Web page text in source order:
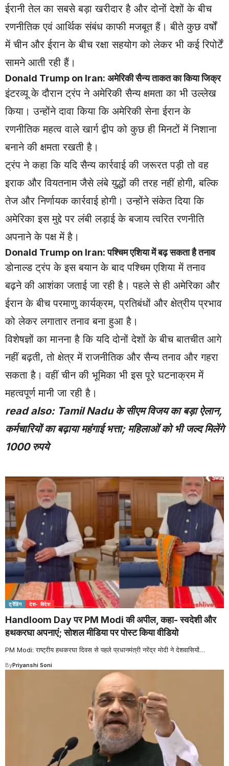
ईरानी तेल का सबसे बड़ा खरीदार है और दोनों देशों के बीच
रणनीतिक एवं आर्थिक संबंध काफी मजबूत हैं। बीते कुछ वर्षों
में चीन और ईरान के बीच रक्षा सहयोग को लेकर भी कई रिपोर्टें
सामने आती रही हैं।
Donald Trump on Iran: अमेरिकी सैन्य ताकत का किया जिक्र
इंटरव्यू के दौरान ट्रंप ने अमेरिकी सैन्य क्षमता का भी उल्लेख
किया। उन्होंने दावा किया कि अमेरिकी सेना ईरान के
रणनीतिक महत्व वाले खार्ग द्वीप को कुछ ही मिनटों में निशाना
बनाने की क्षमता रखती है।
ट्रंप ने कहा कि यदि सैन्य कार्रवाई की जरूरत पड़ी तो वह
इराक और वियतनाम जैसे लंबे युद्धों की तरह नहीं होगी, बल्कि
तेज और निर्णायक कार्रवाई होगी। उन्होंने संकेत दिया कि
अमेरिका इस मुद्दे पर लंबी लड़ाई के बजाय त्वरित रणनीति
अपनाने के पक्ष में है।
Donald Trump on Iran: पश्चिम एशिया में बढ़ सकता है तनाव
डोनाल्ड ट्रंप के इस बयान के बाद पश्चिम एशिया में तनाव
बढ़ने की आशंका जताई जा रही है। पहले से ही अमेरिका और
ईरान के बीच परमाणु कार्यक्रम, प्रतिबंधों और क्षेत्रीय प्रभाव
को लेकर लगातार तनाव बना हुआ है।
विशेषज्ञों का मानना है कि यदि दोनों देशों के बीच बातचीत आगे
नहीं बढ़ती, तो क्षेत्र में राजनीतिक और सैन्य तनाव और गहरा
सकता है। वहीं चीन की भूमिका भी इस पूरे घटनाक्रम में
महत्वपूर्ण मानी जा रही है।
read also: Tamil Nadu के सीएम विजय का बड़ा ऐलान,
कर्मचारियों का बढ़ाया महंगाई भत्ता; महिलाओं को भी जल्द मिलेंगे
1000 रुपये
ट्रेंडिंग देश- विदेश
Handloom Day पर PM Modi की अपील, कहा- स्वदेशी और
हथकरघा अपनाएं; सोशल मीडिया पर पोस्ट किया वीडियो
PM Modi: राष्ट्रीय हथकरघा दिवस से पहले प्रधानमंत्री नरेंद्र मोदी ने देशवासियों…
ByPriyanshi Soni